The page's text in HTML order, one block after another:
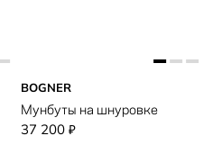
BOGNER
Мунбуты на шнуровке
37 200 ₽